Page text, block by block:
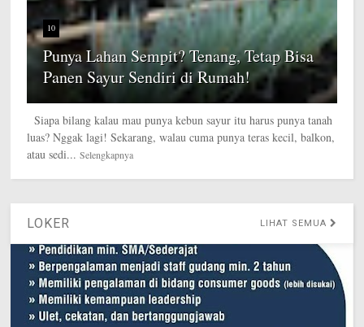
10
Punya Lahan Sempit? Tenang, Tetap Bisa
Panen Sayur Sendiri di Rumah!
Siapa bilang kalau mau punya kebun sayur itu harus punya tanah
luas? Nggak lagi! Sekarang, walau cuma punya teras kecil, balkon,
atau sedi... Selengkapnya
LOKER LIHAT SEMUA